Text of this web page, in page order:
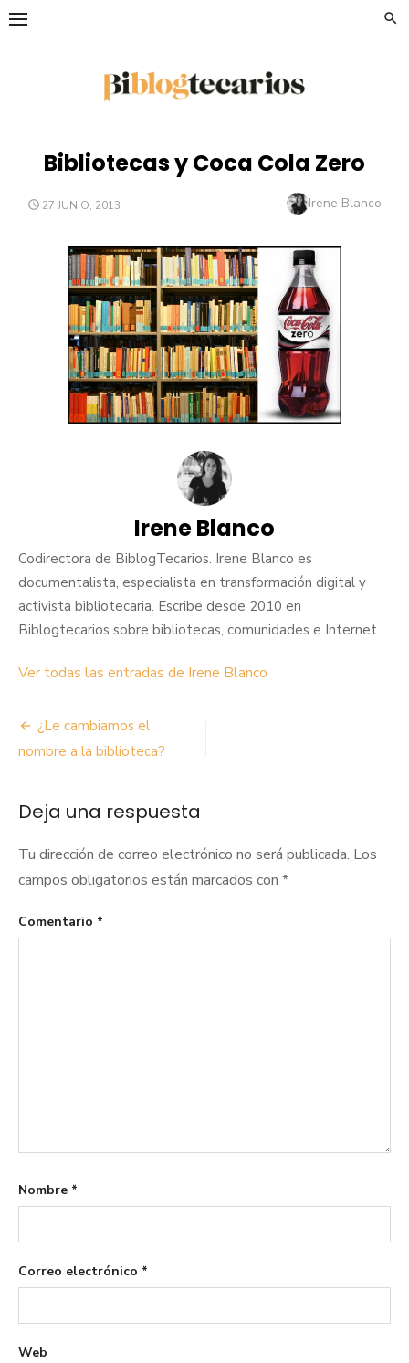
Saltar
Bibliotecas y Coca Cola Zero
PUBLICADO
27 JUNIO, 2013 Autor
Irene Blanco
Irene Blanco
Codirectora de BiblogTecarios. Irene Blanco es
documentalista, especialista en transformación digital y
activista bibliotecaria. Escribe desde 2010 en
Biblogtecarios sobre bibliotecas, comunidades e Internet.
Ver todas las entradas de Irene Blanco
Navegación
de
¿Le cambiamos el
nombre a la biblioteca?
Deja una respuesta
Tu dirección de correo electrónico no será publicada. Los
campos obligatorios están marcados con *
Comentario *
Nombre *
Correo electrónico *
Web